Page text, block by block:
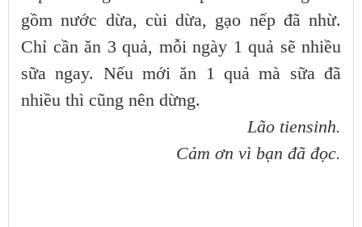
gồm nước dừa, cùi dừa, gạo nếp đã nhừ.
Chỉ cần ăn 3 quả, mỗi ngày 1 quả sẽ nhiều
sữa ngay. Nếu mới ăn 1 quả mà sữa đã
nhiều thì cũng nên dừng.
Lão tiensinh.
Cảm ơn vì bạn đã đọc.